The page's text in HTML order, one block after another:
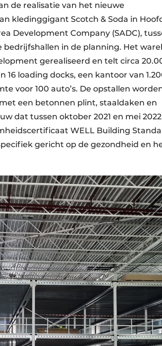
de realisatie van het nieuwe
kledinggigant Scotch & Soda in
Development Company (SADC),
in de planning. Het
gerealiseerd en telt circa
loading docks, een kantoor van
voor 100 auto’s. De opstallen
een betonnen plint, staaldaken en
dat tussen oktober 2021 en mei
WELL Building
gericht op de gezondheid en